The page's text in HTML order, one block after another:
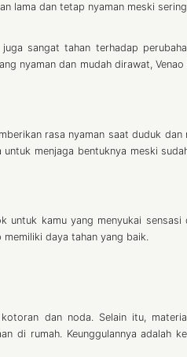
lama dan tetap nyaman meski
sangat tahan terhadap
nyaman dan mudah dirawat,
rasa nyaman saat duduk dan
menjaga bentuknya meski
untuk kamu yang menyukai sensasi
memiliki daya tahan yang baik.
dan noda. Selain itu,
di rumah. Keunggulannya adalah